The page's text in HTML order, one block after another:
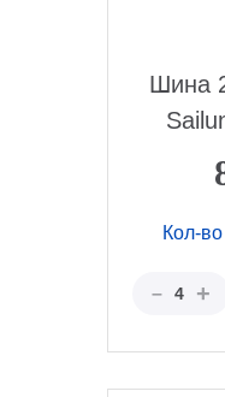
Шина
Кол-
– 4 +